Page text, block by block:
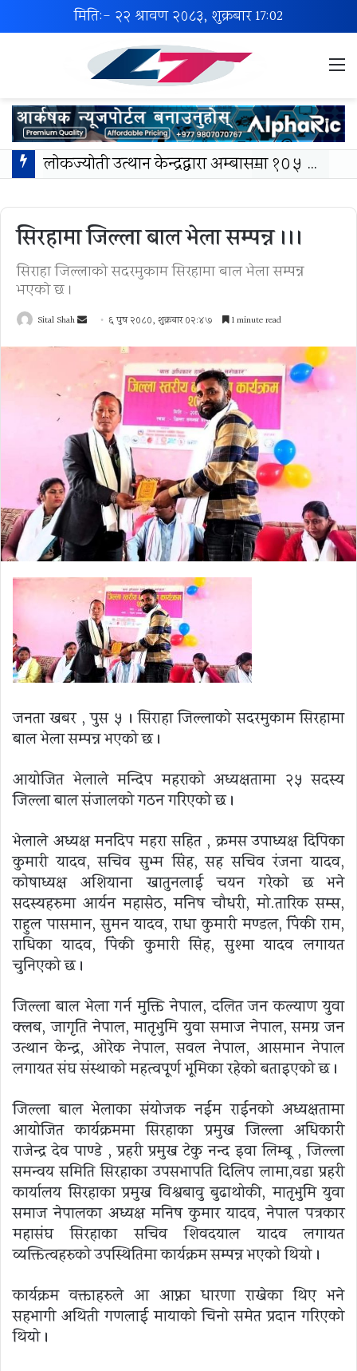
मिति:- २२ श्रावण २०८३, शुक्रबार17:02
लोकज्योती उत्थान केन्द्रद्वारा अम्बासमा १०५ विपन्न विद्यार्थीलाई शैक्षिक तथा खेलकुद सामग्री वितरण
सिरहामा जिल्ला बाल भेला सम्पन्न ।।।
सिराहा जिल्लाको सदरमुकाम सिरहामा बाल भेला सम्पन्न
भएको छ ।
Sital Shah
Send
email
६ पुष २०८०, शुक्रबार ०२:४७ 1 minute read
जनता खबर , पुस ५ । सिराहा जिल्लाको सदरमुकाम सिरहामा
बाल भेला सम्पन्न भएको छ ।
आयोजित भेलाले मन्दिप महराको अध्यक्षतामा २५ सदस्य
जिल्ला बाल संजालको गठन गरिएको छ ।
भेलाले अध्यक्ष मनदिप महरा सहित , क्रमस उपाध्यक्ष दिपिका
कुमारी यादव, सचिव सुभ्म सिंह, सह सचिव रंजना यादव,
कोषाध्यक्ष अशियाना खातुनलाई चयन गरेको छ भने
सदस्यहरुमा आर्यन महासेठ, मनिष चौधरी, मो.तारिक सम्स,
राहुल पासमान, सुमन यादव, राधा कुमारी मण्डल, पिंकी राम,
राधिका यादव, पिंकी कुमारी सिंह, सुश्मा यादव लगायत
चुनिएको छ ।
जिल्ला बाल भेला गर्न मुक्ति नेपाल, दलित जन कल्याण युवा
क्लब, जागृति नेपाल, मातृभुमि युवा समाज नेपाल, समग्र जन
उत्थान केन्द्र, ओरेक नेपाल, सवल नेपाल, आसमान नेपाल
लगायत संघ संस्थाको महत्वपूर्ण भूमिका रहेको बताइएको छ ।
जिल्ला बाल भेलाका संयोजक नईम राईनको अध्यक्षतामा
आयोजित कार्यक्रममा सिरहाका प्रमुख जिल्ला अधिकारी
राजेन्द्र देव पाण्डे , प्रहरी प्रमुख टेकु नन्द इवा लिम्बू , जिल्ला
समन्वय समिति सिरहाका उपसभापति दिलिप लामा,वडा प्रहरी
कार्यालय सिरहाका प्रमुख विश्वबावु बुढाथोकी, मातृभुमि युवा
समाज नेपालका अध्यक्ष मनिष कुमार यादव, नेपाल पत्रकार
महासंघ सिरहाका सचिव शिवदयाल यादव लगायत
व्यक्तित्वहरुको उपस्थितिमा कार्यक्रम सम्पन्न भएको थियो ।
कार्यक्रम वक्ताहरुले आ आफ्ना धारणा राखेका थिए भने
सहभागी अथिती गणलाई मायाको चिनो समेत प्रदान गरिएको
थियो ।